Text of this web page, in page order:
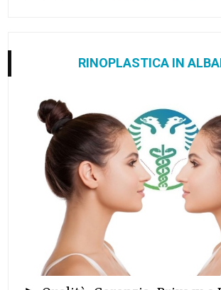
RINOPLASTICA IN